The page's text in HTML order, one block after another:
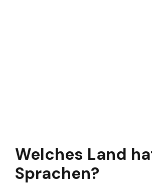
Welches Land
Sprachen?